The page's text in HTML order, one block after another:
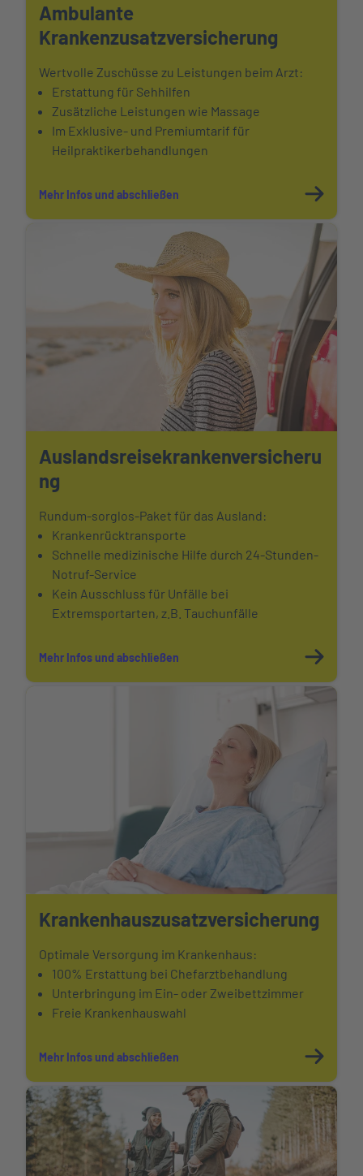
Ambulante
Krankenzusatzversicherung
Wertvolle Zuschüsse zu Leistungen beim Arzt:
Erstattung für Sehhilfen
Zusätzliche Leistungen wie Massage
Im Exklusive- und Premiumtarif für
Heilpraktikerbehandlungen
Mehr Infos und abschließen
Auslandsreisekrankenversicheru
ng
Rundum-sorglos-Paket für das Ausland:
Krankenrücktransporte
Schnelle medizinische Hilfe durch 24-Stunden-
Notruf-Service
Kein Ausschluss für Unfälle bei
Extremsportarten, z.B. Tauchunfälle
Mehr Infos und abschließen
Krankenhauszusatzversicherung
Optimale Versorgung im Krankenhaus:
100% Erstattung bei Chefarztbehandlung
Unterbringung im Ein- oder Zweibettzimmer
Freie Krankenhauswahl
Mehr Infos und abschließen